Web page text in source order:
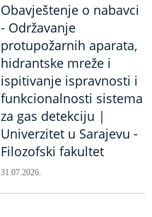
Obavještenje o nabavci
- Održavanje
protupožarnih aparata,
hidrantske mreže i
ispitivanje ispravnosti i
funkcionalnosti sistema
za gas detekciju |
Univerzitet u Sarajevu -
Filozofski fakultet
31.07.2026.